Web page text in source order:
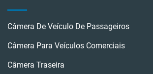
Câmera De Veículo De Passageiros
Câmera Para Veículos Comerciais
Câmera Traseira